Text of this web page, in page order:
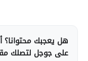
هل يعجبك
على جوجل لتصلك